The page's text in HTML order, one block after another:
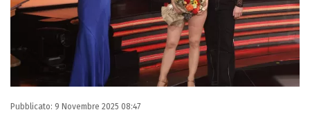
Pubblicato: 9 Novembre 2025 08:47